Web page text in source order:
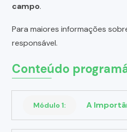
campo.
Para maiores informações
responsável.
Conteúdo
Módulo 1: A